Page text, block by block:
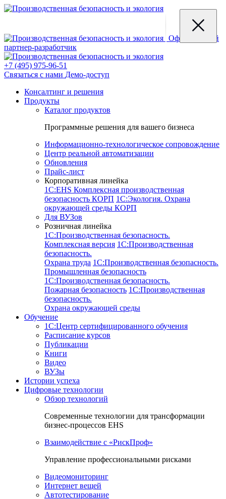
Официальный
партнер-разработчик
+7 (495) 975-96-51
Связаться с нами Демо-доступ
Консалтинг и решения
Продукты
Каталог продуктов
Программные решения для вашего бизнеса
Информационно-технологическое сопровождение
Центр реальной автоматизации
Обновления
Прайс-лист
Корпоративная линейка
1С:EHS Комплексная производственная
безопасность КОРП 1С:Экология. Охрана
окружающей среды КОРП
Для ВУЗов
Розничная линейка
1C:Производственная безопасность.
Комплексная версия 1C:Производственная
безопасность.
Охрана труда 1C:Производственная безопасность.
Промышленная безопасность
1C:Производственная безопасность.
Пожарная безопасность 1C:Производственная
безопасность.
Охрана окружающей среды
Обучение
1C:Центр сертифицированного обучения
Расписание курсов
Публикации
Книги
Видео
ВУЗы
Истории успеха
Цифровые технологии
Обзор технологий
Современные технологии для трансформации
бизнес-процессов EHS
Взаимодействие с «РискПроф»
Управление профессиональными рисками
Видеомониторинг
Интернет вещей
Автотестирование